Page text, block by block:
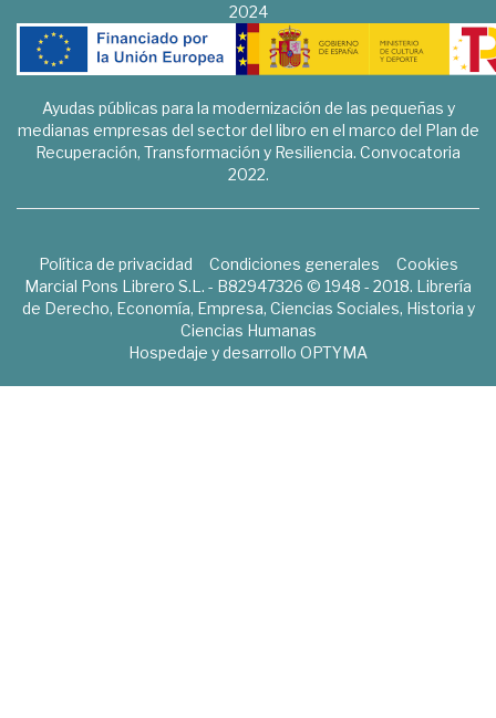
2024
Ayudas públicas para la modernización de las pequeñas y
medianas empresas del sector del libro en el marco del Plan de
Recuperación, Transformación y Resiliencia. Convocatoria
2022.
Política de privacidad Condiciones generales
Cookies
Marcial Pons Librero S.L. - B82947326 © 1948 - 2018. Librería
de Derecho, Economía, Empresa, Ciencias Sociales, Historia y
Ciencias Humanas
Hospedaje y desarrollo OPTYMA